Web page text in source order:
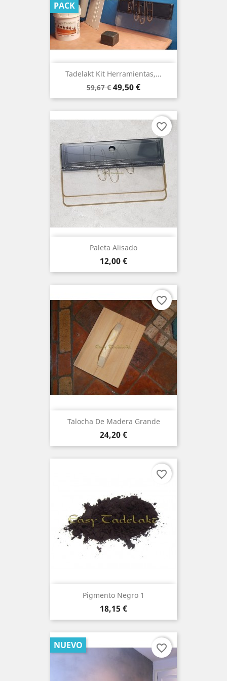
Tadelakt Kit Herramientas,...
Precio
base
59,67 € Precio
49,50 €
PACK
Paleta Alisado
Precio
12,00 €
favorite_border
Talocha De Madera Grande
Precio
24,20 €
favorite_border
Pigmento Negro 1
Precio
18,15 €
favorite_border
NUEVO favorite_border